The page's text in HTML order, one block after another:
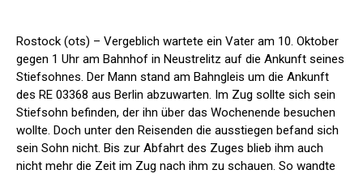
Rostock (ots) – Vergeblich wartete ein Vater am 10. Oktober
gegen 1 Uhr am Bahnhof in Neustrelitz auf die Ankunft seines
Stiefsohnes. Der Mann stand am Bahngleis um die Ankunft
des RE 03368 aus Berlin abzuwarten. Im Zug sollte sich sein
Stiefsohn befinden, der ihn über das Wochenende besuchen
wollte. Doch unter den Reisenden die ausstiegen befand sich
sein Sohn nicht. Bis zur Abfahrt des Zuges blieb ihm auch
nicht mehr die Zeit im Zug nach ihm zu schauen. So wandte